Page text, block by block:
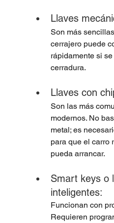
Llaves
Son más
cerrajero puede
rápidamente si
cerradura.
Llaves con
Son las más
modernos. No
metal; es
para que el carro
pueda arrancar.
Smart keys o
inteligentes:
Funcionan con
Requieren